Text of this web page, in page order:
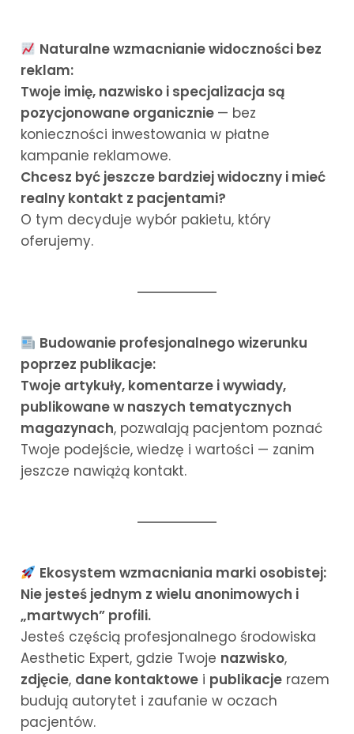
Naturalne wzmacnianie widoczności bez
reklam:
Twoje imię, nazwisko i specjalizacja są
pozycjonowane organicznie — bez
konieczności inwestowania w płatne
kampanie reklamowe.
Chcesz być jeszcze bardziej widoczny i mieć
realny kontakt z pacjentami?
O tym decyduje wybór pakietu, który
oferujemy.
Budowanie profesjonalnego wizerunku
poprzez publikacje:
Twoje artykuły, komentarze i wywiady,
publikowane w naszych tematycznych
magazynach, pozwalają pacjentom poznać
Twoje podejście, wiedzę i wartości — zanim
jeszcze nawiążą kontakt.
Ekosystem wzmacniania marki osobistej:
Nie jesteś jednym z wielu anonimowych i
„martwych” profili.
Jesteś częścią profesjonalnego środowiska
Aesthetic Expert, gdzie Twoje nazwisko,
zdjęcie, dane kontaktowe i publikacje razem
budują autorytet i zaufanie w oczach
pacjentów.